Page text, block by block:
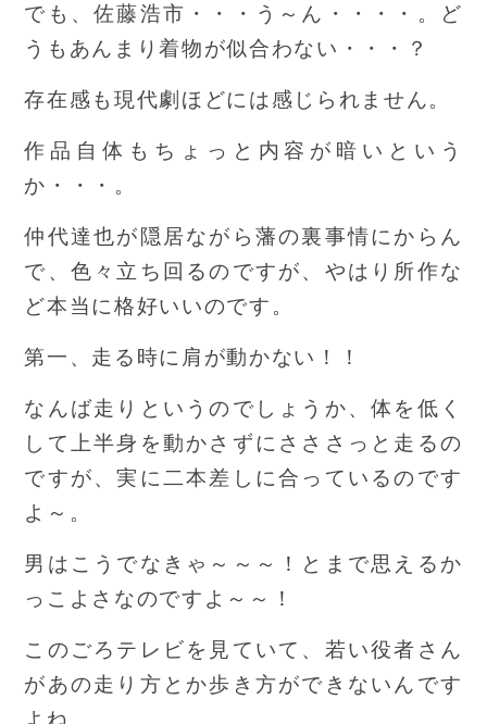
でも、佐藤浩市・・・う～ん・・・・。ど
うもあんまり着物が似合わない・・・？
存在感も現代劇ほどには感じられません。
作品自体もちょっと内容が暗いという
か・・・。
仲代達也が隠居ながら藩の裏事情にからん
で、色々立ち回るのですが、やはり所作な
ど本当に格好いいのです。
第一、走る時に肩が動かない！！
なんば走りというのでしょうか、体を低く
して上半身を動かさずにさささっと走るの
ですが、実に二本差しに合っているのです
よ～。
男はこうでなきゃ～～～！とまで思えるか
っこよさなのですよ～～！
このごろテレビを見ていて、若い役者さん
があの走り方とか歩き方ができないんです
よね。